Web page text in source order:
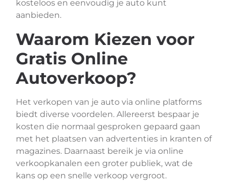
kosteloos en eenvoudig je auto kunt
aanbieden.
Waarom Kiezen voor
Gratis Online
Autoverkoop?
Het verkopen van je auto via online platforms
biedt diverse voordelen. Allereerst bespaar je
kosten die normaal gesproken gepaard gaan
met het plaatsen van advertenties in kranten of
magazines. Daarnaast bereik je via online
verkoopkanalen een groter publiek, wat de
kans op een snelle verkoop vergroot.